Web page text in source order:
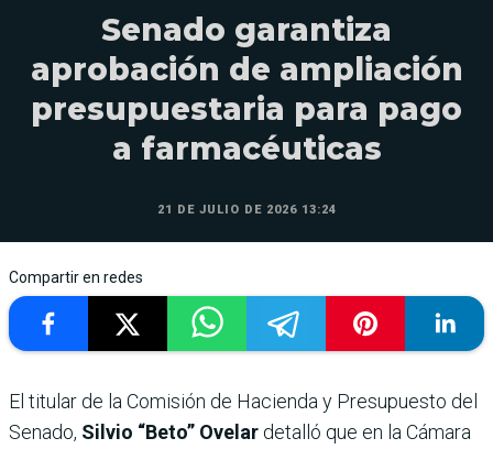
Senado garantiza
aprobación de ampliación
presupuestaria para pago
a farmacéuticas
21 DE JULIO DE 2026 13:24
Compartir en redes
El titular de la Comisión de Hacienda y Presupuesto del
Senado, Silvio “Beto” Ovelar detalló que en la Cámara